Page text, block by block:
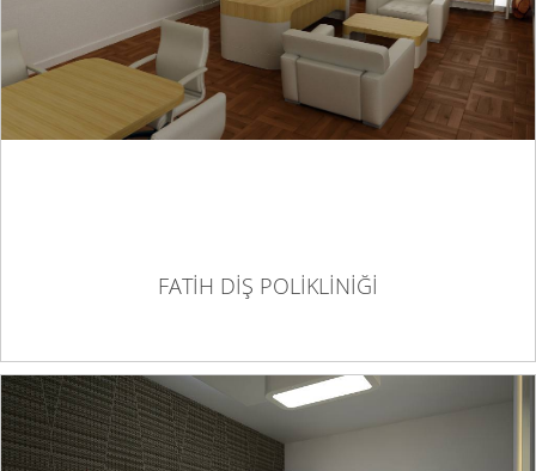
FATİH DİŞ POLİKLİNİĞİ
FATİH DİŞ POLİKLİNİĞİ